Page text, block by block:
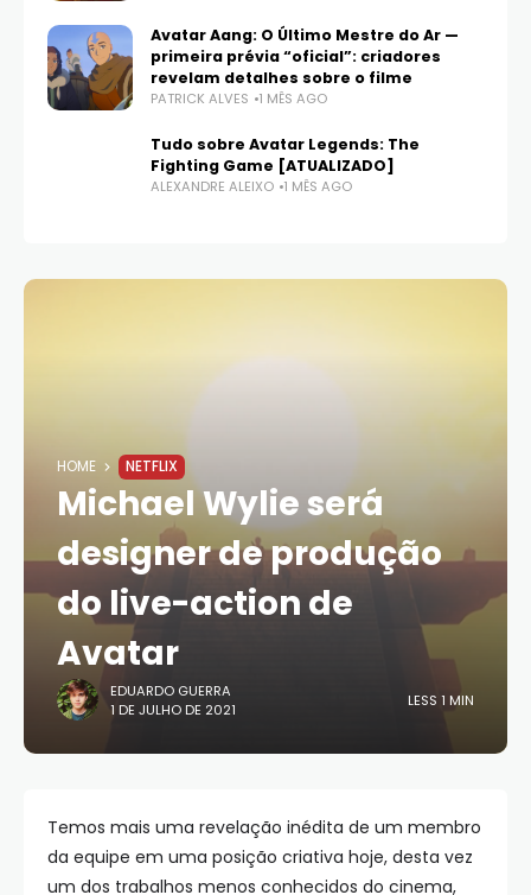
Avatar Aang: O Último Mestre do Ar —
primeira prévia “oficial”: criadores
revelam detalhes sobre o filme
PATRICK ALVES 1 MÊS AGO
Tudo sobre Avatar Legends: The
Fighting Game [ATUALIZADO]
ALEXANDRE ALEIXO 1 MÊS AGO
HOME NETFLIX
Michael Wylie será
designer de produção
do live-action de
Avatar
EDUARDO GUERRA
1 DE JULHO DE 2021
LESS 1 MIN
Temos mais uma revelação inédita de um membro
da equipe em uma posição criativa hoje, desta vez
um dos trabalhos menos conhecidos do cinema,